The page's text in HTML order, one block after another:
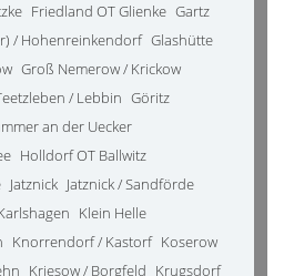
Friedland OT Glienke Gartz
/ Hohenreinkendorf Glashütte
Groß Nemerow / Krickow
/ Lebbin Göritz
an der Uecker
Holldorf OT Ballwitz
Jatznick Jatznick / Sandförde
Klein Helle
Knorrendorf / Kastorf Koserow
Kriesow / Borgfeld Krugsdorf